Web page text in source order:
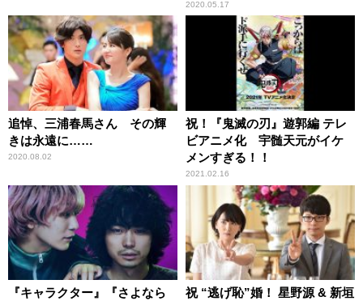
2020.05.17
追悼、三浦春馬さん その輝
きは永遠に……
2020.08.02
祝！『鬼滅の刃』遊郭編 テレ
ビアニメ化 宇髄天元がイケ
メンすぎる！！
2021.02.16
『キャラクター』『さよなら
祝 “逃げ恥”婚！ 星野源 & 新垣